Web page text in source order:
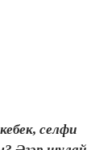
селфи